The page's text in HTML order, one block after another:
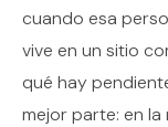
cuando esa
vive en un sitio
qué hay
mejor parte: en